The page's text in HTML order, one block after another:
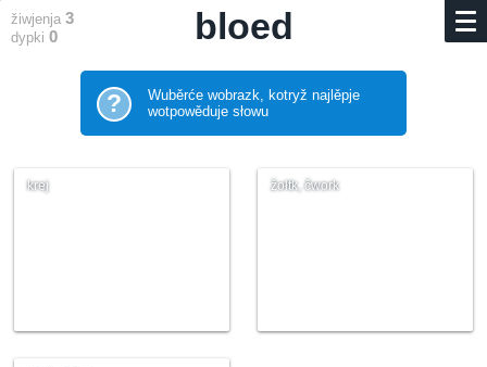
žiwjenja 3
dypki 0 bloed
?
Wuběrće wobrazk, kotryž najlěpje
wotpowěduje słowu
krej žołtk, čwork